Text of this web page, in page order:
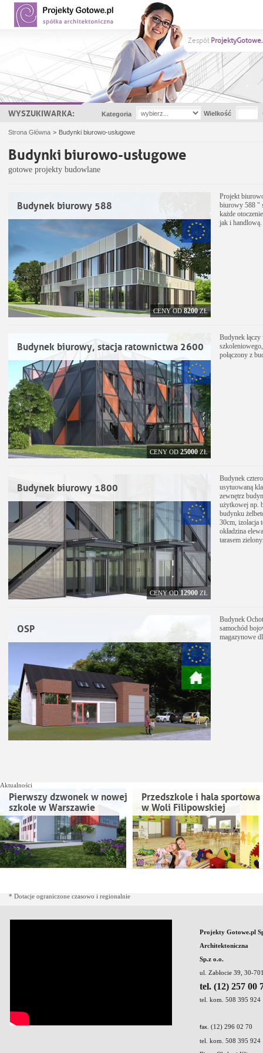
Zespół
WYSZUKIWARKA: Kategoria Wielkość
Strona Główna > Budynki biurowo-usługowe
Budynki biurowo-usługowe
gotowe projekty budowlane
Budynek biurowy 588
CENY OD8200ZŁ
Projekt
biurowy 588 "
każde
jak i handlową.
Budynek biurowy, stacja ratownictwa 2600
CENY OD 25000ZŁ
Budynek
połączony z
Budynek biurowy 1800
CENY OD12900ZŁ
Budynek
usytuowaną
zewnętrz
użytkowej np.
budynku
30cm, izolacja
okładzina
tarasem
OSP
Budynek
samochód
magazynowe
Aktualności
Pierwszy dzwonek w nowej
szkole w Warszawie
Przedszkole i hala sportowa
w Woli Filipowskiej
* Dotacje ograniczone czasowo i regionalnie
Projekty Gotowe.pl
Architektoniczna
Sp.z o.o.
ul. Zabłocie 39, 30-
tel. (12) 257 00
tel. kom. 508 395 924
fax . (12) 296 02 70
tel. kom. 508 395 924